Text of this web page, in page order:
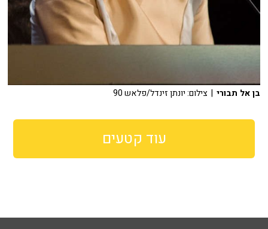
בן אל תבורי | צילום: יונתן זינדל/פלאש 90
עוד קטעים